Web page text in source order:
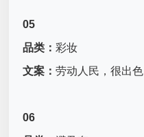
05
品类：彩妆
文案：劳动人民，很出色
06